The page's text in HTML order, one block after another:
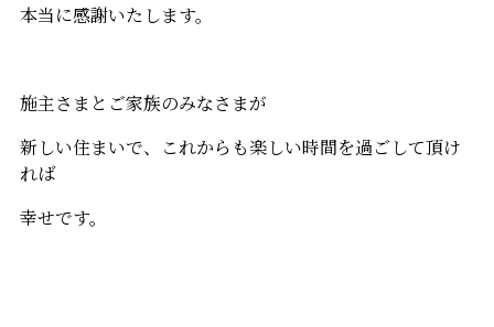
本当に感謝いたします。
施主さまとご家族のみなさまが
新しい住まいで、これからも楽しい時間を過ごして頂け
れば
幸せです。